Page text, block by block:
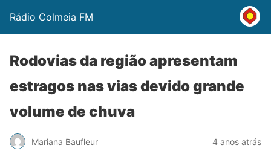
Rádio Colmeia FM
Rodovias da região apresentam
estragos nas vias devido grande
volume de chuva
Mariana Baufleur 4 anos atrás